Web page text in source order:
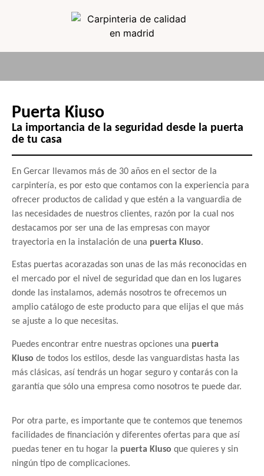
Puerta Kiuso
La importancia de la seguridad desde la puerta
de tu casa
En Gercar llevamos más de 30 años en el sector de la
carpintería, es por esto que contamos con la experiencia para
ofrecer productos de calidad y que estén a la vanguardia de
las necesidades de nuestros clientes, razón por la cual nos
destacamos por ser una de las empresas con mayor
trayectoria en la instalación de una puerta Kiuso.
Estas puertas acorazadas son unas de las más reconocidas en
el mercado por el nivel de seguridad que dan en los lugares
donde las instalamos, además nosotros te ofrecemos un
amplio catálogo de este producto para que elijas el que más
se ajuste a lo que necesitas.
Puedes encontrar entre nuestras opciones una puerta
Kiuso de todos los estilos, desde las vanguardistas hasta las
más clásicas, así tendrás un hogar seguro y contarás con la
garantía que sólo una empresa como nosotros te puede dar.
Por otra parte, es importante que te contemos que tenemos
facilidades de financiación y diferentes ofertas para que así
puedas tener en tu hogar la puerta Kiuso que quieres y sin
ningún tipo de complicaciones.